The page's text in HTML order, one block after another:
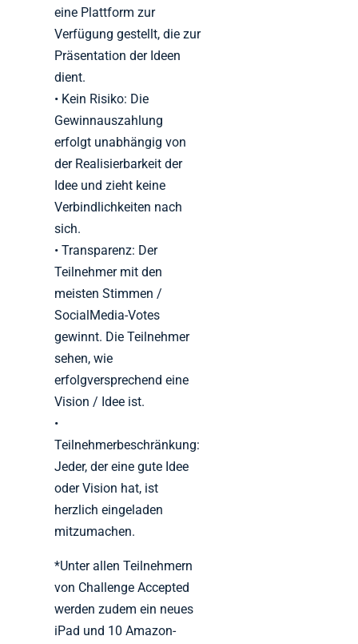
eine Plattform zur
Verfügung gestellt, die zur
Präsentation der Ideen
dient.
• Kein Risiko: Die
Gewinnauszahlung
erfolgt unabhängig von
der Realisierbarkeit der
Idee und zieht keine
Verbindlichkeiten nach
sich.
• Transparenz: Der
Teilnehmer mit den
meisten Stimmen /
SocialMedia-Votes
gewinnt. Die Teilnehmer
sehen, wie
erfolgversprechend eine
Vision / Idee ist.
•
Teilnehmerbeschränkung:
Jeder, der eine gute Idee
oder Vision hat, ist
herzlich eingeladen
mitzumachen.
*Unter allen Teilnehmern
von Challenge Accepted
werden zudem ein neues
iPad und 10 Amazon-